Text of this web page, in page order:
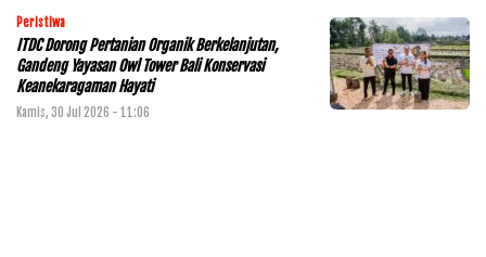
Peristiwa
ITDC Dorong Pertanian Organik Berkelanjutan,
Gandeng Yayasan Owl Tower Bali Konservasi
Keanekaragaman Hayati
Kamis, 30 Jul 2026 - 11:06